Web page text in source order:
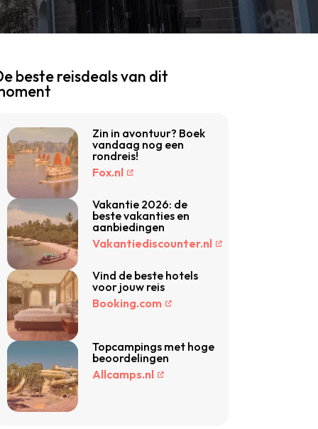
beste reisdeals van dit
Zin in avontuur? Boek
vandaag nog een
rondreis!
Fox.nl
Vakantie 2026: de
beste vakanties en
aanbiedingen
Vakantiediscounter.nl
Vind de beste hotels
voor jouw reis
Booking.com
Topcampings met hoge
beoordelingen
Allcamps.nl